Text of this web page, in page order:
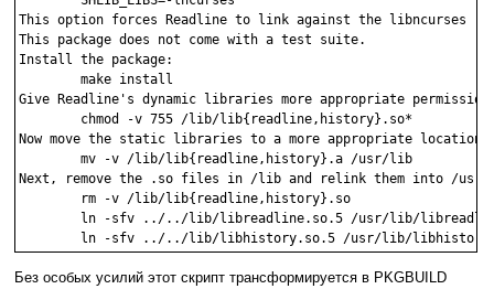
This option forces Readline to link against the libncurses
This package does not come with a test suite.
Install the package:
Give Readline's dynamic libraries more appropriate
Now move the static libraries to a more appropriate
Next, remove the .so files in /lib and relink them into /
Без особых усилий этот скрипт трансформируется в PKGBUILD